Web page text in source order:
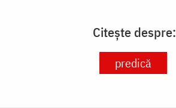
Citește despre:
predică